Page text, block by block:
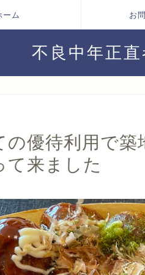
ーム お
不良中年正
の優待利用で
て来ました